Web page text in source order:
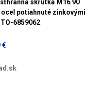
skrutka M16 90
potiahnuté zinkovými
6859062
€